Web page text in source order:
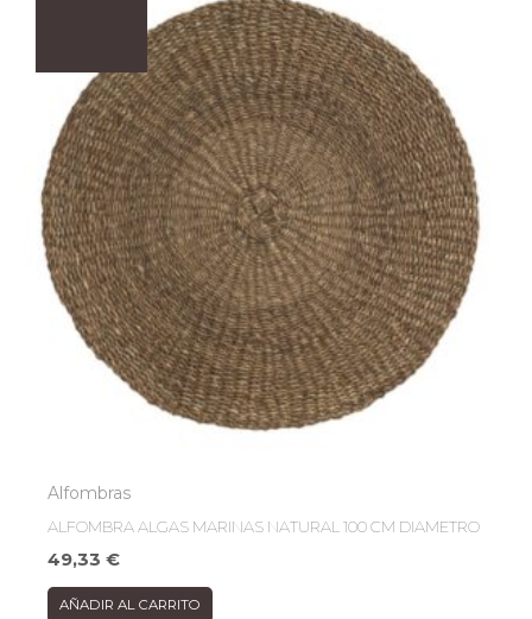
Alfombras
ALFOMBRA ALGAS MARINAS NATURAL 100 CM DIAMETRO
49,33 €
AÑADIR AL CARRITO